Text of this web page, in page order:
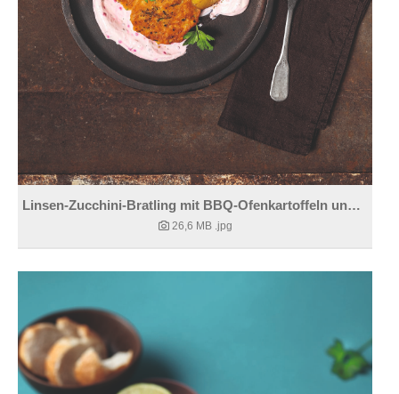
Linsen-Zucchini-Bratling mit BBQ-Ofenkartoffeln und Safari-Joghurt
26,6 MB .jpg